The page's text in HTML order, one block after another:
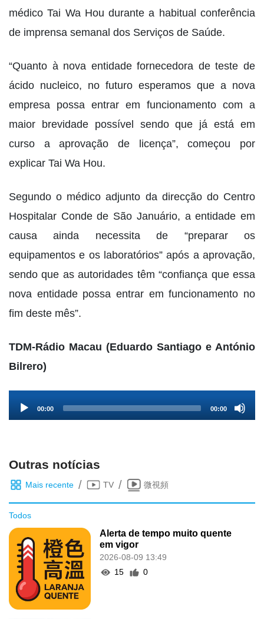
médico Tai Wa Hou durante a habitual conferência
de imprensa semanal dos Serviços de Saúde.
“Quanto à nova entidade fornecedora de teste de
ácido nucleico, no futuro esperamos que a nova
empresa possa entrar em funcionamento com a
maior brevidade possível sendo que já está em
curso a aprovação de licença”, começou por
explicar Tai Wa Hou.
Segundo o médico adjunto da direcção do Centro
Hospitalar Conde de São Januário, a entidade em
causa ainda necessita de “preparar os
equipamentos e os laboratórios” após a aprovação,
sendo que as autoridades têm “confiança que essa
nova entidade possa entrar em funcionamento no
fim deste mês”.
TDM-Rádio Macau (Eduardo Santiago e António
Bilrero)
Player
00:00 00:00
Outras notícias
Mais recente / TV / 微視頻
Todos
Alerta de tempo muito quente
em vigor
2026-08-09 13:49
15
0